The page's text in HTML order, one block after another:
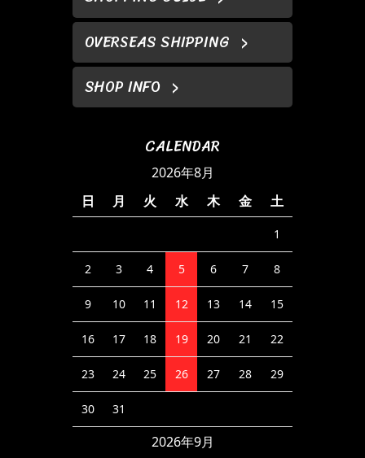
OVERSEAS SHIPPING
SHOP INFO
CALENDAR
2026年8月
日
月 火 水 木 金 土
1
2 3 4 5 6 7 8
9 10 11 12 13 14 15
16 17 18 19 20 21 22
23 24 25 26 27 28 29
30 31
2026年9月